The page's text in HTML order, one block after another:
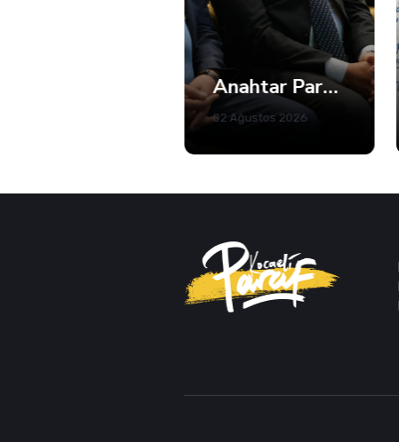
Anahtar Parti Kocaeli Teşkilatı Tam Kadro Toplandı
02 Ağustos 2026